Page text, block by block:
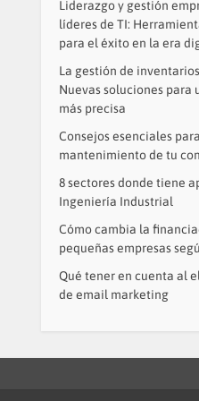
Liderazgo y gestión
líderes de TI:
para el éxito en la era
La gestión de
Nuevas soluciones para
más precisa
Consejos esenciales
mantenimiento de tu
8 sectores donde tiene
Ingeniería Industrial
Cómo cambia la
pequeñas empresas
Qué tener en cuenta al
de email marketing